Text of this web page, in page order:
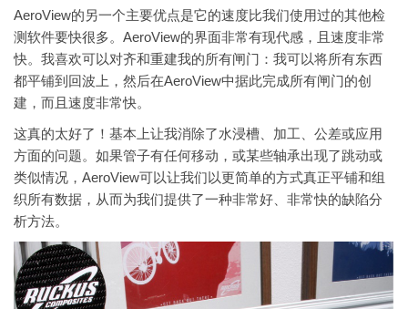
AeroView的另一个主要优点是它的速度比我们使用过的其他检
测软件要快很多。AeroView的界面非常有现代感，且速度非常
快。我喜欢可以对齐和重建我的所有闸门：我可以将所有东西
都平铺到回波上，然后在AeroView中据此完成所有闸门的创
建，而且速度非常快。
这真的太好了！基本上让我消除了水浸槽、加工、公差或应用
方面的问题。如果管子有任何移动，或某些轴承出现了跳动或
类似情况，AeroView可以让我们以更简单的方式真正平铺和组
织所有数据，从而为我们提供了一种非常好、非常快的缺陷分
析方法。